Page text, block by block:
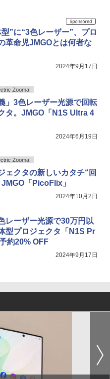
”に“3色レーザー”、プロ
革命児JMGOとは何者な
2024年9月17日
Zooma!
」3色レーザー光源で回転
タ。JMGO「N1S Ultra 4
2024年6月19日
Zooma!
ェクタの新しいカタチ“回
「PicoFlix」
2024年10月2日
レーザー光源で30万円以
型プロジェクタ「N1S Pr
約20% OFF
2024年9月17日